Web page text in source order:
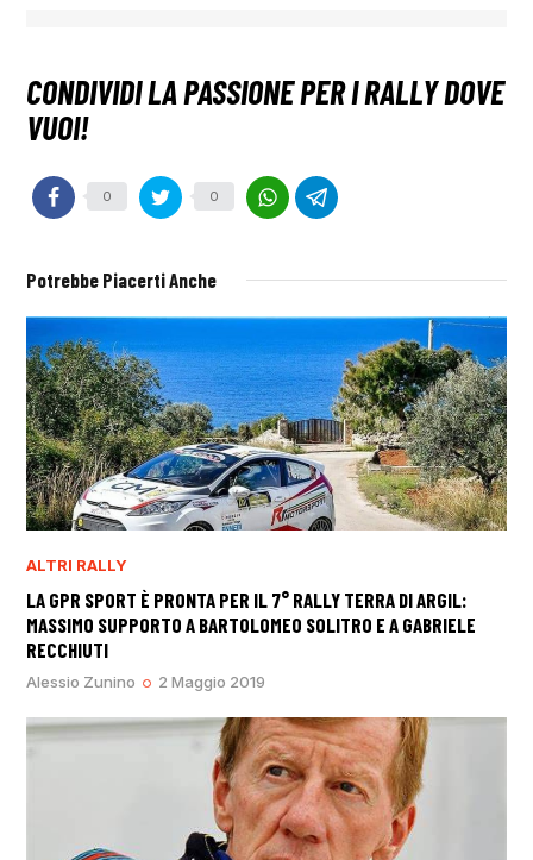
0 0
Potrebbe Piacerti Anche
ALTRI RALLY
LA GPR SPORT È PRONTA PER IL 7° RALLY TERRA DI ARGIL:
MASSIMO SUPPORTO A BARTOLOMEO SOLITRO E A GABRIELE
RECCHIUTI
Alessio Zunino 2 Maggio 2019